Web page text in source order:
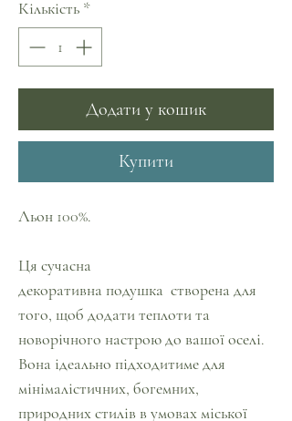
Кількість *
Додати у кошик
Купити
Льон 100%.
Ця сучасна
декоративна подушка створена для
того, щоб додати теплоти та
новорічного настрою до вашої оселі.
Вона ідеально підходитиме для
мінімалістичних, богемних,
природних стилів в умовах міської